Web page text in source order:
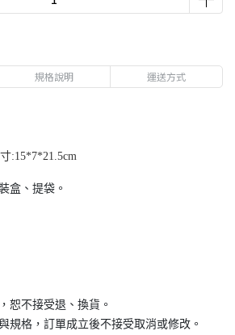
規格說明 運送方式
:15*7*21.5cm
盒、提袋。
恕不接受退 、換貨。
規格，訂單成立後不接受取消或修改。